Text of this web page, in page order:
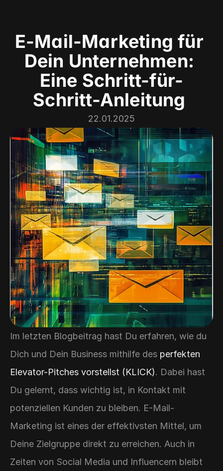
Handwerk
Galerie
Loyalty
Blog
E-Mail-Marketing für
Dein Unternehmen:
Eine Schritt-für-
Schritt-Anleitung
22.01.2025
Im letzten Blogbeitrag hast Du erfahren, wie du
Dich und Dein Business mithilfe des perfekten
Elevator-Pitches vorstellst (KLICK). Dabei hast
Du gelernt, dass wichtig ist, in Kontakt mit
potenziellen Kunden zu bleiben. E-Mail-
Marketing ist eines der effektivsten Mittel, um
Deine Zielgruppe direkt zu erreichen. Auch in
Zeiten von Social Media und Influencern bleibt